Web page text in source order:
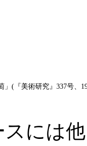
」(『美術研究』337号、
には